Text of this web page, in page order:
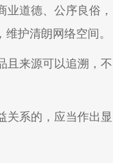
道德、公序良俗，
护清朗网络空间。
且来源可以追溯，不
关系的，应当作出显